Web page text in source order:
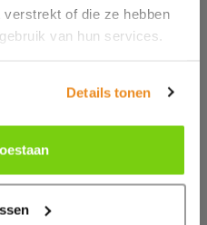
of die ze hebben
van hun services.
Details tonen